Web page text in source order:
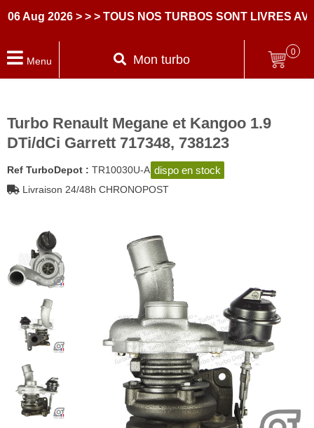
2026 > > > TOUS NOS TURBOS SONT LIVRES AVEC
Menu Mon turbo
0
Turbo Renault Megane et Kangoo 1.9
DTi/dCi Garrett 717348, 738123
Ref TurboDepot : TR10030U-A dispo en stock
Livraison 24/48h CHRONOPOST